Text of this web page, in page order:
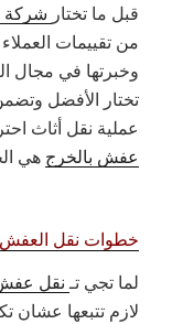
قبل ما تختار شركة
من تقييمات
وخبرتها في مجال
تختار الأفضل
عملية نقل أثاث
عفش بالخرج هي
خطوات نقل العفش
لما تجي تـنقل عفش
لازم تتبعها عشان